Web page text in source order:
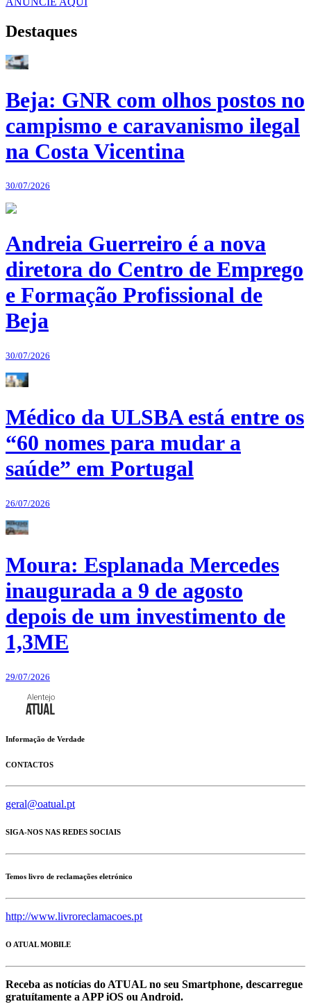
Destaques
Beja: GNR com olhos postos no
campismo e caravanismo ilegal
na Costa Vicentina
30/07/2026
Andreia Guerreiro é a nova
diretora do Centro de Emprego
e Formação Profissional de
Beja
30/07/2026
Médico da ULSBA está entre os
“60 nomes para mudar a
saúde” em Portugal
26/07/2026
Moura: Esplanada Mercedes
inaugurada a 9 de agosto
depois de um investimento de
1,3ME
29/07/2026
Informação de Verdade
CONTACTOS
geral@oatual.pt
SIGA-NOS NAS REDES SOCIAIS
Temos livro de reclamações eletrónico
http://www.livroreclamacoes.pt
O ATUAL MOBILE
Receba as notícias do ATUAL no seu Smartphone, descarregue
gratuítamente a APP iOS ou Android.